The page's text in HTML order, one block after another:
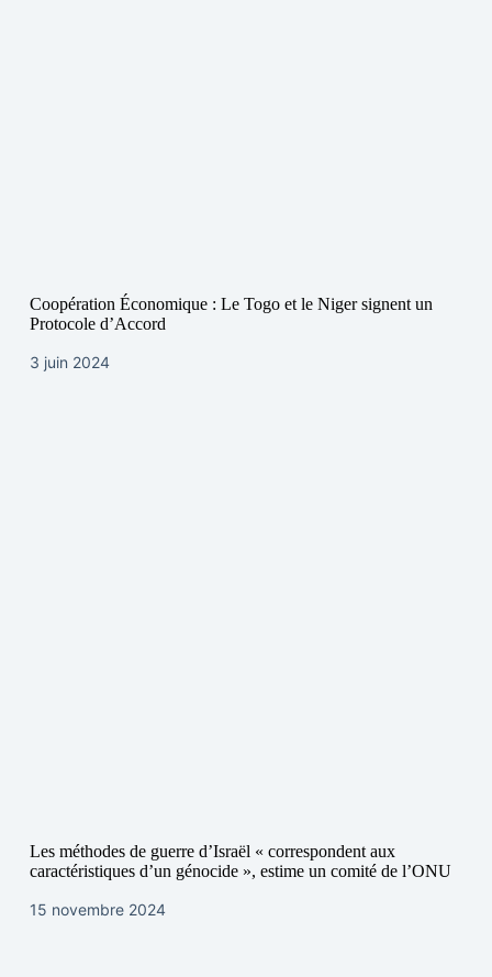
Coopération Économique : Le Togo et le Niger signent un
Protocole d’Accord
3 juin 2024
Les méthodes de guerre d’Israël « correspondent aux
caractéristiques d’un génocide », estime un comité de l’ONU
15 novembre 2024